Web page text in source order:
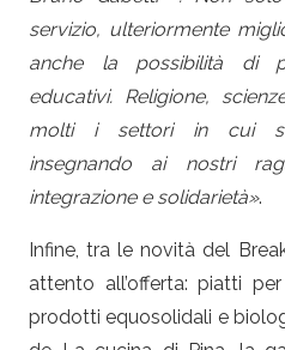
servizio, ulteriormente
anche la possibilità di
educativi. Religione,
molti i settori in cui
insegnando ai nostri
integrazione e solidarietà».
Infine, tra le novità del
attento all’offerta: piatti
prodotti equosolidali e